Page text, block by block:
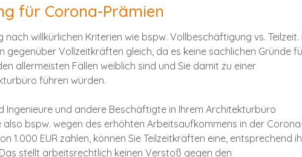
für Corona-Prämien
willkürlichen Kriterien wie bspw. Vollbeschäftigung vs. Teilzeit.
gegenüber Vollzeitkräften gleich, da es keine sachlichen Gründe
allermeisten Fällen weiblich sind und Sie damit zu einer
führen würden.
Ingenieure und andere Beschäftigte in Ihrem Architekturbüro
also bspw. wegen des erhöhten Arbeitsaufkommens in der
1.000 EUR zahlen, können Sie Teilzeitkräften eine, entsprechend
stellt arbeitsrechtlich keinen Verstoß gegen den